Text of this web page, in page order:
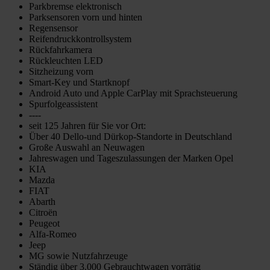
Parkbremse elektronisch
Parksensoren vorn und hinten
Regensensor
Reifendruckkontrollsystem
Rückfahrkamera
Rückleuchten LED
Sitzheizung vorn
Smart-Key und Startknopf
Android Auto und Apple CarPlay mit Sprachsteuerung
Spurfolgeassistent
----
seit 125 Jahren für Sie vor Ort:
Über 40 Dello-und Dürkop-Standorte in Deutschland
Große Auswahl an Neuwagen
Jahreswagen und Tageszulassungen der Marken Opel
KIA
Mazda
FIAT
Abarth
Citroën
Peugeot
Alfa-Romeo
Jeep
MG sowie Nutzfahrzeuge
Ständig über 3.000 Gebrauchtwagen vorrätig